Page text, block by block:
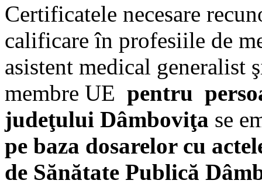
Certificatele necesare
calificare în profesiile de
asistent medical generalist
membre UE pentru
judeţului Dâmboviţa se
pe baza dosarelor cu
de Sănătate Publică